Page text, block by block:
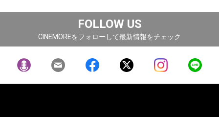
FOLLOW US
CINEMOREをフォローして最新情報をチェック